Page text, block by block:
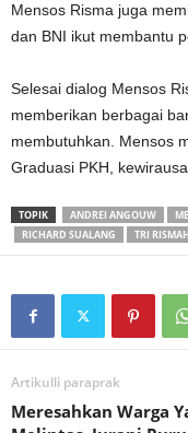
Mensos Risma juga
dan BNI ikut membantu
Selesai dialog Mensos
memberikan berbagai
membutuhkan. Mensos
Graduasi PKH,
TOPIK ANDREI ANGOUW
RICHARD SUALANG
TRI
Artikulli paraprak
Meresahkan Warga